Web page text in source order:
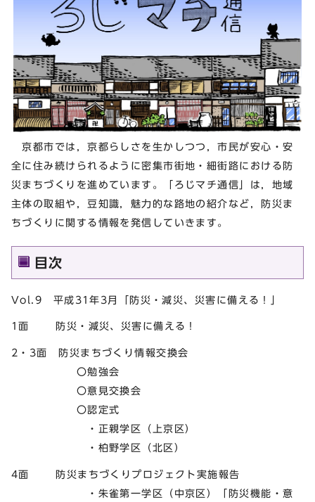
京都市では，京都らしさを生かしつつ，市民が安心・安
全に住み続けられるように密集市街地・細街路における防
災まちづくりを進めています。「ろじマチ通信」は，地域
主体の取組や，豆知識，魅力的な路地の紹介など，防災ま
ちづくりに関する情報を発信していきます。
目次
Vol.9 平成31年3月「防災・減災、災害に備える！」
1面 防災・減災、災害に備える！
2・3面 防災まちづくり情報交換会
〇勉強会
〇意見交換会
〇認定式
・正親学区（上京区）
・柏野学区（北区）
4面 防災まちづくりプロジェクト実施報告
・朱雀第一学区（中京区）「防災機能・意